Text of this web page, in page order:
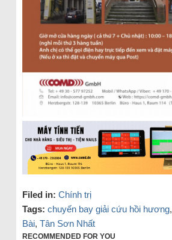
Filed in: Chính trị
Tags: chuyến bay giải cứu hồi hương,
Bài, Tân Sơn Nhất
RECOMMENDED FOR YOU